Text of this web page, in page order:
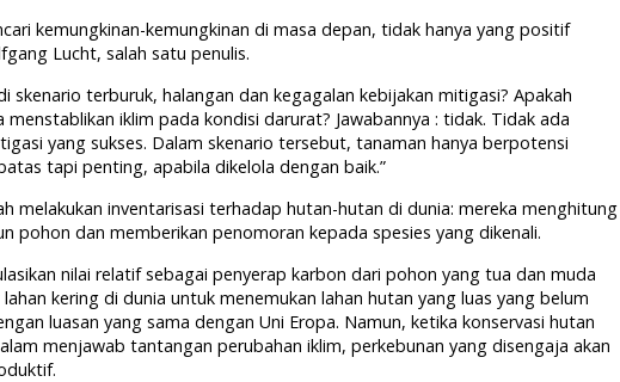
kemungkinan-kemungkinan di masa depan, tidak hanya yang positif
Lucht, salah satu penulis.
skenario terburuk, halangan dan kegagalan kebijakan mitigasi? Apakah
menstablikan iklim pada kondisi darurat? Jawabannya : tidak. Tidak ada
yang sukses. Dalam skenario tersebut, tanaman hanya berpotensi
tapi penting, apabila dikelola dengan baik.”
melakukan inventarisasi terhadap hutan-hutan di dunia: mereka menghitung
pohon dan memberikan penomoran kepada spesies yang dikenali.
nilai relatif sebagai penyerap karbon dari pohon yang tua dan muda
kering di dunia untuk menemukan lahan hutan yang luas yang belum
luasan yang sama dengan Uni Eropa. Namun, ketika konservasi hutan
menjawab tantangan perubahan iklim, perkebunan yang disengaja akan